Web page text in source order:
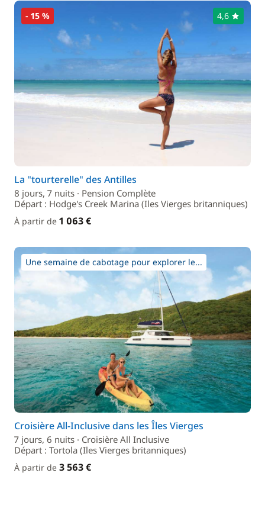
- 15 % 4,6
La "tourterelle" des Antilles
8 jours, 7 nuits · Pension Complète
Départ : Hodge's Creek Marina (Iles Vierges britanniques)
À partir de 1 063 €
Une semaine de cabotage pour explorer le...
Croisière All-Inclusive dans les Îles Vierges
7 jours, 6 nuits · Croisière All Inclusive
Départ : Tortola (Iles Vierges britanniques)
À partir de 3 563 €